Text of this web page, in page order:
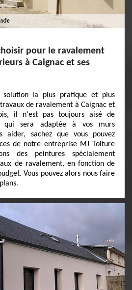
pour le ravalement
à Caignac et ses
la plus pratique et plus
de ravalement à Caignac et
il n'est pas toujours aisé de
qui sera adaptée à vos murs
aider, sachez que vous pouvez
de notre entreprise MJ Toiture
des peintures spécialement
de ravalement, en fonction de
Vous pouvez alors nous faire